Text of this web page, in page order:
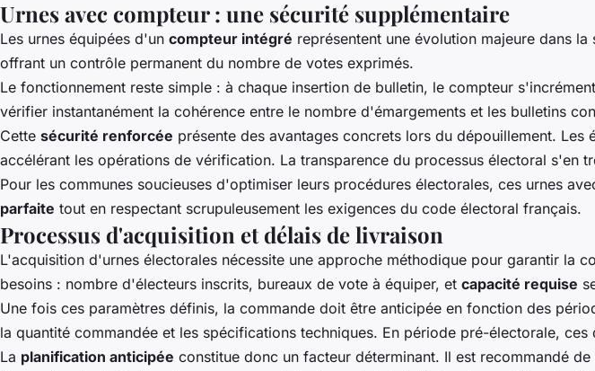
Urnes avec compteur : une sécurité supplémentaire
Les urnes équipées d'un compteur intégré représentent une évolution majeure dans
offrant un contrôle permanent du nombre de votes exprimés.
Le fonctionnement reste simple : à chaque insertion de bulletin, le compteur
vérifier instantanément la cohérence entre le nombre d'émargements et les bulletins
Cette sécurité renforcée présente des avantages concrets lors du dépouillement.
accélérant les opérations de vérification. La transparence du processus électoral s'en
Pour les communes soucieuses d'optimiser leurs procédures électorales, ces urnes
parfaite tout en respectant scrupuleusement les exigences du code électoral français.
Processus d'acquisition et délais de livraison
L'acquisition d'urnes électorales nécessite une approche méthodique pour garantir la
besoins : nombre d'électeurs inscrits, bureaux de vote à équiper, et capacité requise
Une fois ces paramètres définis, la commande doit être anticipée en fonction des
la quantité commandée et les spécifications techniques. En période pré-électorale,
La planification anticipée constitue donc un facteur déterminant. Il est recommandé